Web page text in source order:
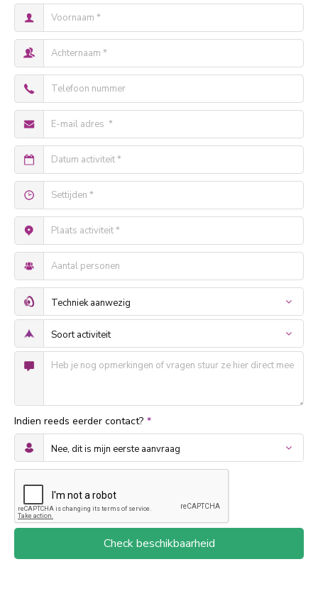
Indien reeds eerder contact? *
Check beschikbaarheid